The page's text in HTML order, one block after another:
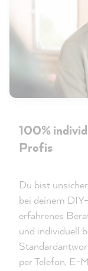
100%
Profis
Du bist
bei deinem
erfahrenes
und individuell
per Telefon, E-